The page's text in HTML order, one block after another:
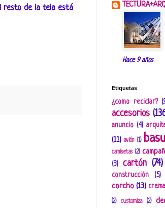
resto de la tela está
Hace 9 años
Etiquetas
¿como reciclar?
accesorios
anuncio (4)
(11) avión (1)
camisetas (2)
(3) cartón (74)
construcción (5)
corcho (13)
(2) customiza (2)